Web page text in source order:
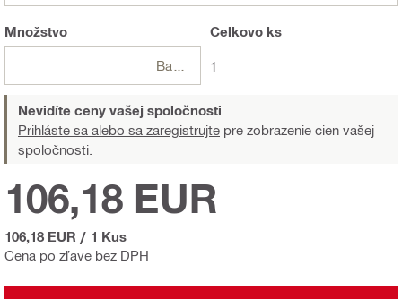
Množstvo Celkovo ks
1
Nevidíte ceny vašej spoločnosti
Prihláste sa alebo sa zaregistrujte pre zobrazenie cien vašej
spoločnosti.
Cena po zľave bez DPH
106,18 EUR
106,18 EUR / 1 Kus